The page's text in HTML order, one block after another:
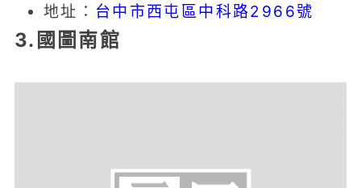
地址： 台中市西屯區中科路2966號
3.國圖南館